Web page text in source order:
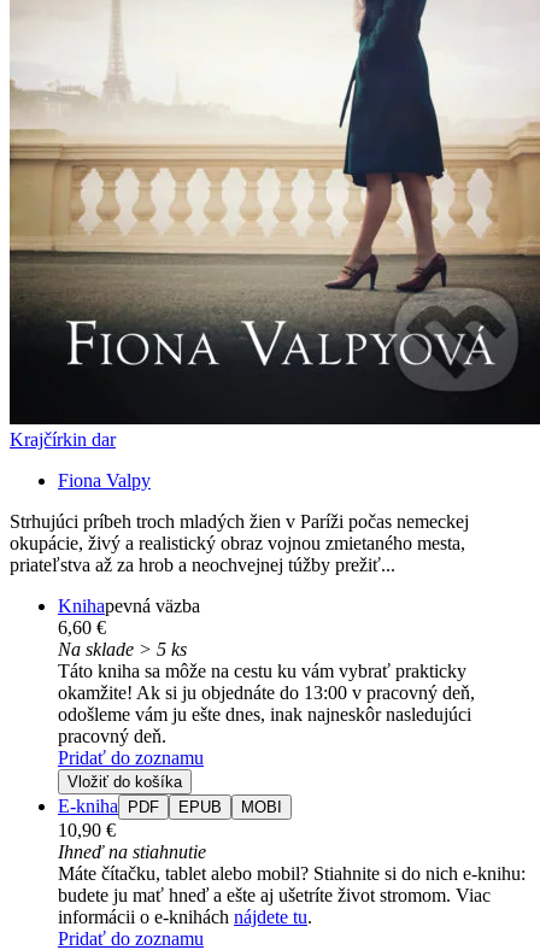
Krajčírkin dar
Fiona Valpy
Strhujúci príbeh troch mladých žien v Paríži počas nemeckej
okupácie, živý a realistický obraz vojnou zmietaného mesta,
priateľstva až za hrob a neochvejnej túžby prežiť...
Knihapevná väzba
6,60 €
Na sklade > 5 ks
Táto kniha sa môže na cestu ku vám vybrať prakticky
okamžite! Ak si ju objednáte do 13:00 v pracovný deň,
odošleme vám ju ešte dnes, inak najneskôr nasledujúci
pracovný deň.
Pridať do zoznamu
Vložiť do košíka
E-kniha PDF EPUB MOBI
10,90 €
Ihneď na stiahnutie
Máte čítačku, tablet alebo mobil? Stiahnite si do nich e-knihu:
budete ju mať hneď a ešte aj ušetríte život stromom. Viac
informácii o e-knihách nájdete tu.
Pridať do zoznamu